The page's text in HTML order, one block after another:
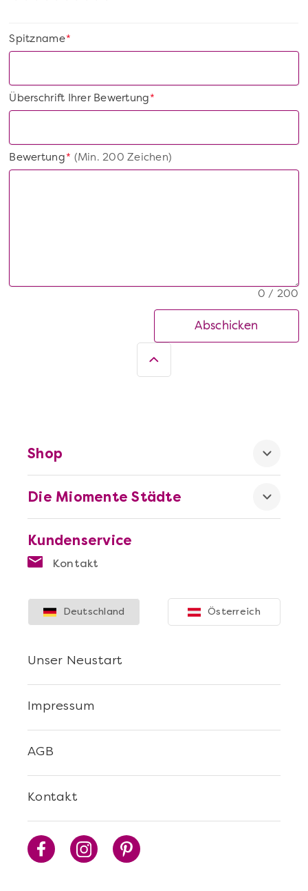
*
Spitzname
*
Überschrift Ihrer Bewertung
*
Bewertung(Min. 200 Zeichen)
0 / 200
Abschicken
Kundenservice
Kontakt
Die Miomente Städte
Shop
Kontakt
AGB
Impressum
Unser Neustart
Deutschland Österreich